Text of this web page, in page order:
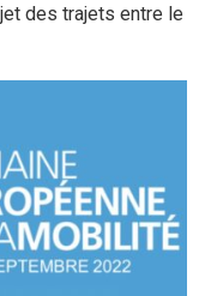
des trajets entre le